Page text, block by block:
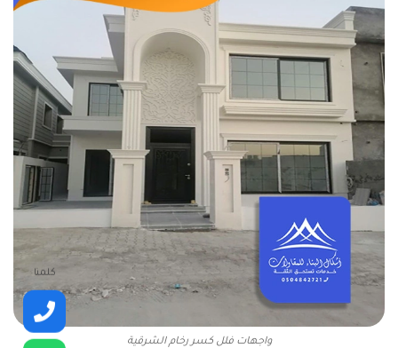
واجهات فلل كسر رخام الشرقية
كلمنا